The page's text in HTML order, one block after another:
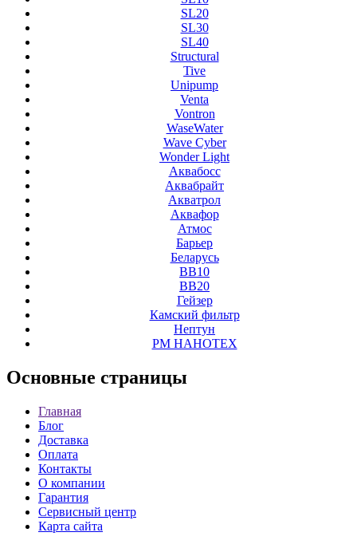
SL20
SL30
SL40
Structural
Tive
Unipump
Venta
Vontron
WaseWater
Wave Cyber
Wonder Light
Аквабосс
Аквабрайт
Акватрол
Аквафор
Атмос
Барьер
Беларусь
ВВ10
ВВ20
Гейзер
Камский фильтр
Нептун
РМ НАНОТЕХ
Основные страницы
Главная
Блог
Доставка
Оплата
Контакты
О компании
Гарантия
Сервисный центр
Карта сайта